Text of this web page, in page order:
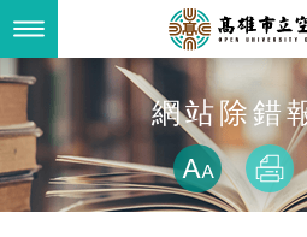
到
要
內最新消息
全部公告
教務公告
關於本校
空大簡介
行政單位
網站除錯
放大